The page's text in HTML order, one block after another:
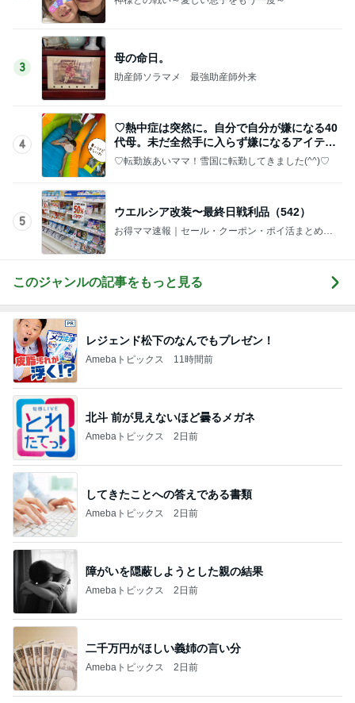
3
母の命日。
助産師ソラマメ 最強助産師外来
4
♡熱中症は突然に。自分で自分が嫌になる40
代母。未だ全然手に入らず嫌になるアイテ
ム。笑
♡転勤族あいママ！雪国に転勤してきました(^^)♡
5
ウエルシア改装〜最終日戦利品（542）
お得ママ速報｜セール・クーポン・ポイ活まとめブ
このジャンルの記事をもっと見る
レジェンド松下のなんでもプレゼン！
Amebaトピックス 11時間前
北斗 前が見えないほど曇るメガネ
Amebaトピックス 2日前
してきたことへの答えである書類
Amebaトピックス 2日前
障がいを隠蔽しようとした親の結果
Amebaトピックス 2日前
二千万円がほしい義姉の言い分
Amebaトピックス 2日前